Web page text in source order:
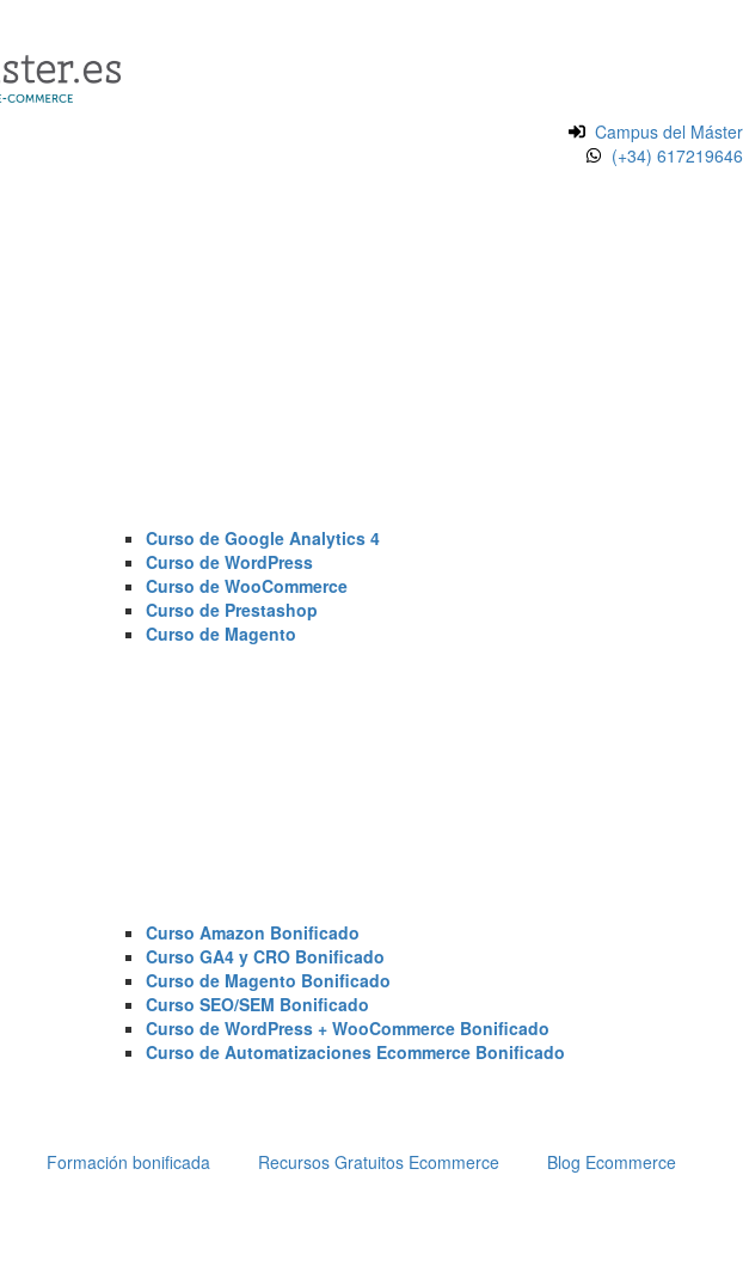
Campus del Máster
(+34) 617219646
Curso de Google Analytics 4
Curso de WordPress
Curso de WooCommerce
Curso de Prestashop
Curso de Magento
Curso Amazon Bonificado
Curso GA4 y CRO Bonificado
Curso de Magento Bonificado
Curso SEO/SEM Bonificado
Curso de WordPress + WooCommerce Bonificado
Curso de Automatizaciones Ecommerce Bonificado
Formación bonificada Recursos Gratuitos Ecommerce Blog Ecommerce